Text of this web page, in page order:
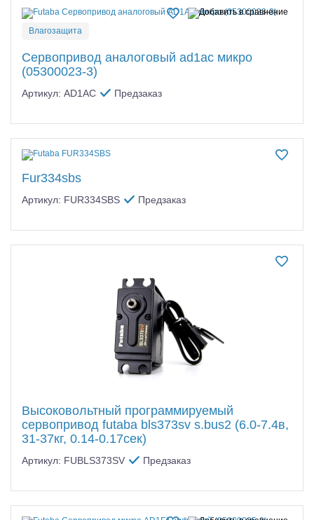
Влагозащита
Сервопривод аналоговый ad1ac микро
(05300023-3)
Артикул: AD1AC Предзаказ
Fur334sbs
Артикул: FUR334SBS Предзаказ
Высоковольтный программируемый
сервопривод futaba bls373sv s.bus2 (6.0-7.4в,
31-37кг, 0.14-0.17сек)
Артикул: FUBLS373SV Предзаказ